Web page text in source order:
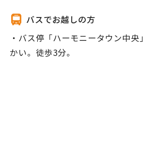
バスでお越しの方
・バス停「ハーモニータウン中央
かい。徒歩3分。